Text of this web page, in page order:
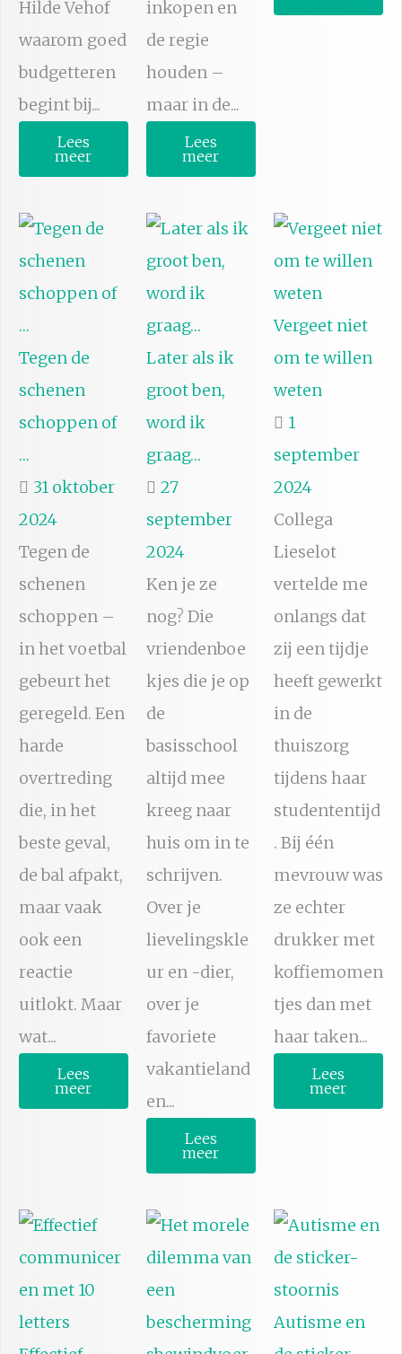
Hilde Vehof
waarom goed
budgetteren
begint bij...
Lees
meer
inkopen en
de regie
houden –
maar in de...
Lees
meer
Tegen de
schenen
schoppen of
…
31 oktober
2024
Tegen de
schenen
schoppen –
in het voetbal
gebeurt het
geregeld. Een
harde
overtreding
die, in het
beste geval,
de bal afpakt,
maar vaak
ook een
reactie
uitlokt. Maar
wat...
Lees
meer
Later als ik
groot ben,
word ik
graag…
27
september
2024
Ken je ze
nog? Die
vriendenboe
kjes die je op
de
basisschool
altijd mee
kreeg naar
huis om in te
schrijven.
Over je
lievelingskle
ur en -dier,
over je
favoriete
vakantieland
en...
Lees
meer
Vergeet niet
om te willen
weten
1
september
2024
Collega
Lieselot
vertelde me
onlangs dat
zij een tijdje
heeft gewerkt
in de
thuiszorg
tijdens haar
studententijd
. Bij één
mevrouw was
ze echter
drukker met
koffiemomen
tjes dan met
haar taken...
Lees
meer
Autisme en